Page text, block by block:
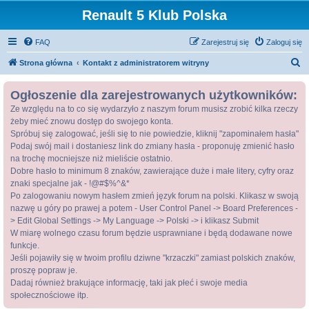
Renault 5 Klub Polska
FAQ Zaloguj się
Zarejestruj się
Strona główna Kontakt z administratorem witryny
Ogłoszenie dla zarejestrowanych użytkowników:
Ze względu na to co się wydarzyło z naszym forum musisz zrobić kilka rzeczy
żeby mieć znowu dostęp do swojego konta.
Spróbuj się zalogować, jeśli się to nie powiedzie, kliknij "zapominałem hasła"
Podaj swój mail i dostaniesz link do zmiany hasła - proponuję zmienić hasło
na trochę mocniejsze niż mieliście ostatnio.
Dobre hasło to minimum 8 znaków, zawierające duże i małe litery, cyfry oraz
znaki specjalne jak - !@#$%^&*
Po zalogowaniu nowym hasłem zmień język forum na polski. Klikasz w swoją
nazwę u góry po prawej a potem - User Control Panel -> Board Preferences -
> Edit Global Settings -> My Language -> Polski -> i klikasz Submit
W miarę wolnego czasu forum będzie usprawniane i będą dodawane nowe
funkcje.
Jeśli pojawiły się w twoim profilu dziwne "krzaczki" zamiast polskich znaków,
proszę popraw je.
Dadaj również brakujące informację, taki jak płeć i swoje media
społecznościowe itp.